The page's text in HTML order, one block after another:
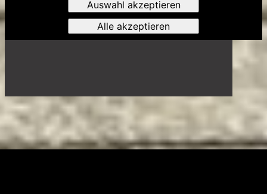
Auswahl akzeptieren
Alle akzeptieren